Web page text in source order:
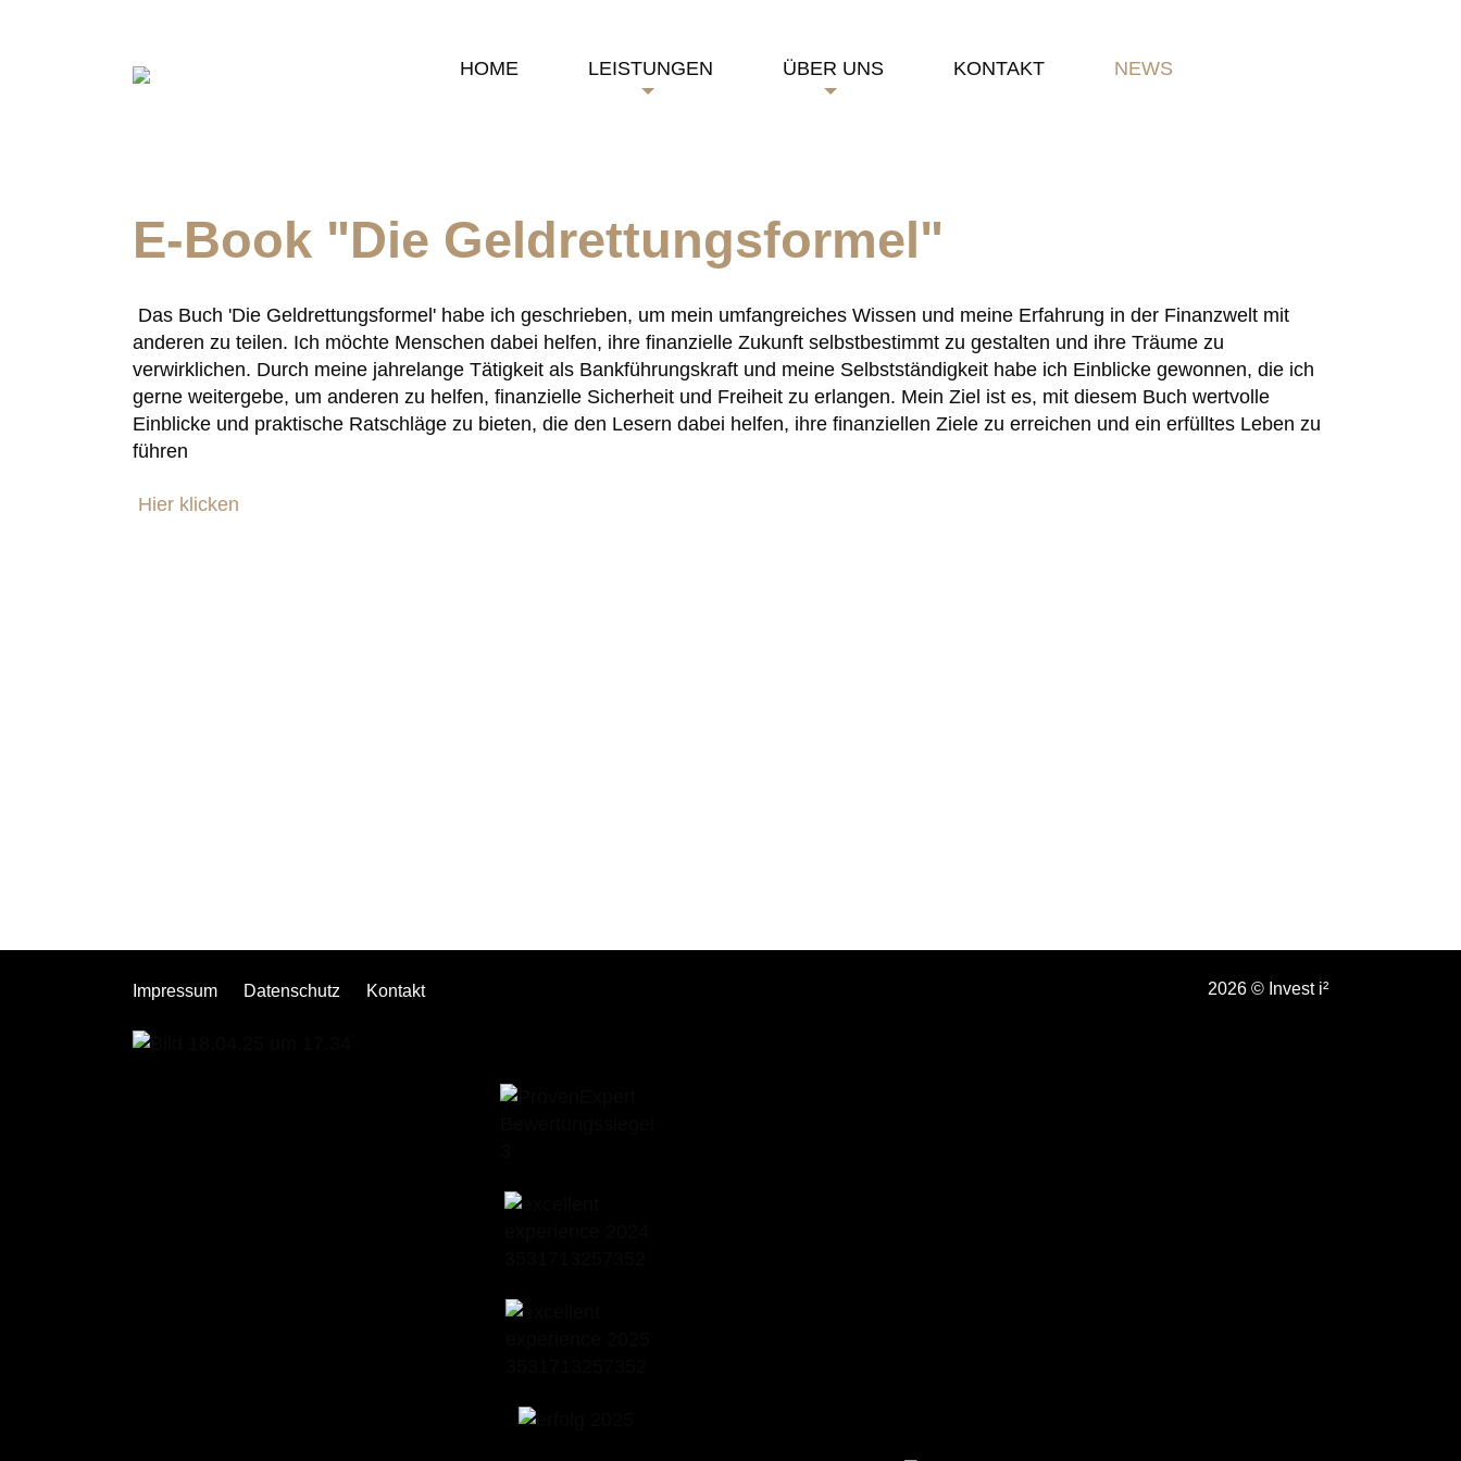
HOME LEISTUNGEN ÜBER UNS KONTAKT NEWS
E-Book "Die Geldrettungsformel"
Das Buch 'Die Geldrettungsformel' habe ich geschrieben, um mein umfangreiches Wissen und meine Erfahrung in der Finanzwelt mit
anderen zu teilen. Ich möchte Menschen dabei helfen, ihre finanzielle Zukunft selbstbestimmt zu gestalten und ihre Träume zu
verwirklichen. Durch meine jahrelange Tätigkeit als Bankführungskraft und meine Selbstständigkeit habe ich Einblicke gewonnen, die ich
gerne weitergebe, um anderen zu helfen, finanzielle Sicherheit und Freiheit zu erlangen. Mein Ziel ist es, mit diesem Buch wertvolle
Einblicke und praktische Ratschläge zu bieten, die den Lesern dabei helfen, ihre finanziellen Ziele zu erreichen und ein erfülltes Leben zu
führen
Hier klicken
Impressum Datenschutz Kontakt 2026 © Invest i²